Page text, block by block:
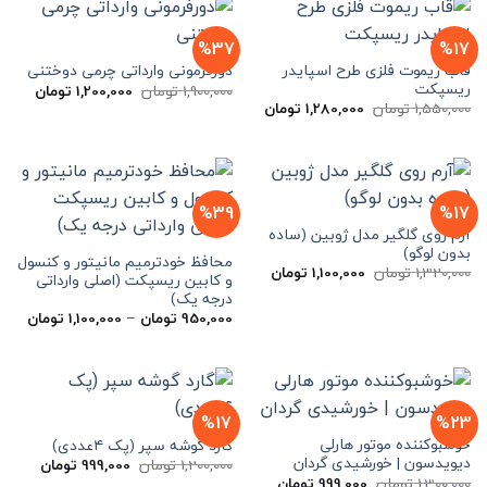
%17
قاب ریموت فلزی طرح اسپایدر
ریسپکت
1,550,000تومان قیمت
اصلی
1,280,000 تومانقیمت
فعلی
%37
دورفرمونی وارداتی چرمی دوختنی
1,900,000تومان قیمت
اصلی
1,200,000 تومانقیمت
فعلی
%17
آرم روی گلگیر مدل ژوبین (ساده
بدون لوگو)
1,320,000تومان قیمت
اصلی
1,100,000 تومانقیمت
فعلی
1,100,000 تومان
%39
محافظ خودترمیم مانیتور و کنسول
و کابین ریسپکت (اصلی وارداتی
درجه یک)
950,000 تومان –
1,100,000 تومان
%23
خوشبوکننده موتور هارلی
دیویدسون | خورشیدی گردان
قیمت قیمت
%17
گارد گوشه سپر (پک ۴عددی)
1,200,000تومان قیمت
اصلی
999,000 تومانقیمت
فعلی